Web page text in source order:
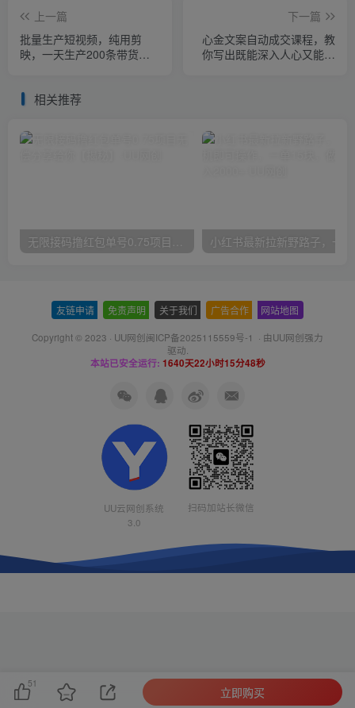
上一篇
批量生产短视频，纯用剪
映，一天生产200条带货视
下一篇
心金文案自动成交课程，教
你写出既能深入人心又能吸
相关推荐
无限接码撸红包单号0.75项目无偿分享给你【揭秘】
友链申请 免责声明 关于我们 广告合作 网站地图
Copyright © 2023 · UU网创闽ICP备2025115559号-1 · 由UU网创强力
驱动.
本站已安全运行: 1640天22小时15分49秒
UU云网创系统
3.0
扫码加站长微信
51
立即购买